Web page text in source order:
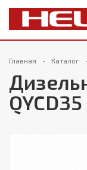
Главная Каталог
QYCD35